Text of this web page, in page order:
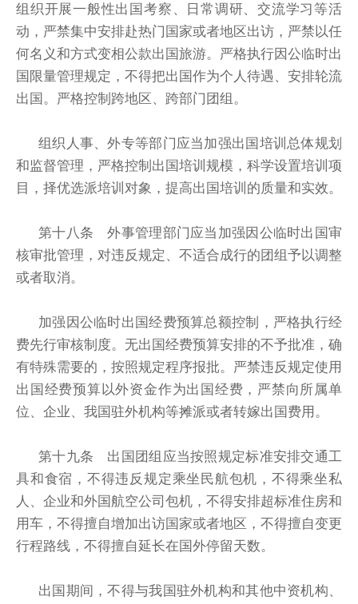
组织开展一般性出国考察、日常调研、交流学习等活
动，严禁集中安排赴热门国家或者地区出访，严禁以任
何名义和方式变相公款出国旅游。严格执行因公临时出
国限量管理规定，不得把出国作为个人待遇、安排轮流
出国。严格控制跨地区、跨部门团组。
组织人事、外专等部门应当加强出国培训总体规划
和监督管理，严格控制出国培训规模，科学设置培训项
目，择优选派培训对象，提高出国培训的质量和实效。
第十八条 外事管理部门应当加强因公临时出国审
核审批管理，对违反规定、不适合成行的团组予以调整
或者取消。
加强因公临时出国经费预算总额控制，严格执行经
费先行审核制度。无出国经费预算安排的不予批准，确
有特殊需要的，按照规定程序报批。严禁违反规定使用
出国经费预算以外资金作为出国经费，严禁向所属单
位、企业、我国驻外机构等摊派或者转嫁出国费用。
第十九条 出国团组应当按照规定标准安排交通工
具和食宿，不得违反规定乘坐民航包机，不得乘坐私
人、企业和外国航空公司包机，不得安排超标准住房和
用车，不得擅自增加出访国家或者地区，不得擅自变更
行程路线，不得擅自延长在国外停留天数。
出国期间，不得与我国驻外机构和其他中资机构、